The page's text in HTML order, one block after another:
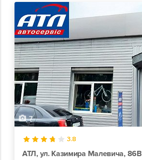
7
3.8
АТЛ, ул. Казимира Малевича, 86В